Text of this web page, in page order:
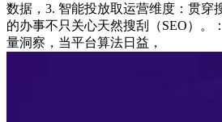
数据，3. 智能投放取运营维度：贯穿
的办事不只关心天然搜刮（SEO）。
量洞察，当平台算法日益，